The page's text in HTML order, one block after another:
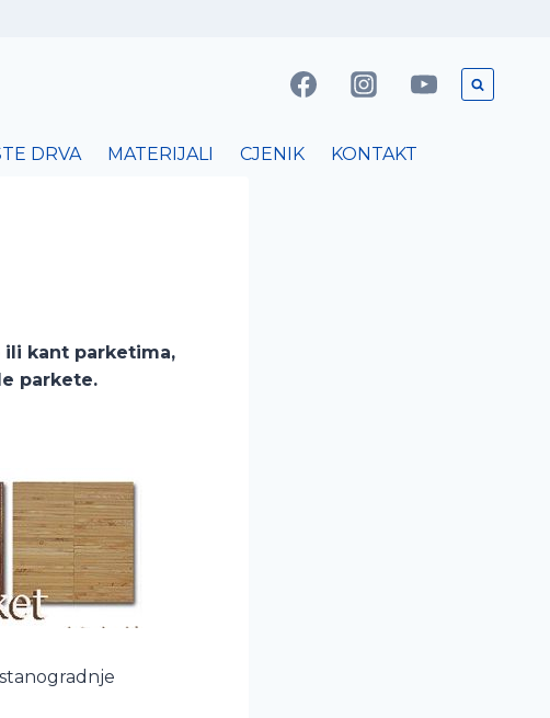
DRVA MATERIJALI CJENIK KONTAKT
ili kant parketima,
parkete.